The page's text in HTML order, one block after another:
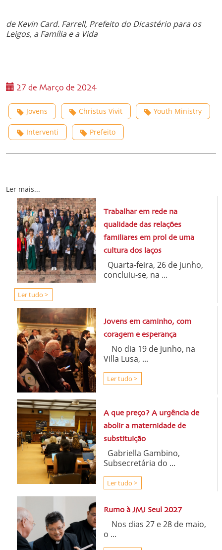
de Kevin Card. Farrell, Prefeito do Dicastério para os
Leigos, a Família e a Vida
27 de Março de 2024
Jovens Christus Vivit Youth Ministry
Interventi Prefeito
Ler mais...
Trabalhar em rede na
qualidade das relações
familiares em prol de uma
cultura dos laços
Quarta-feira, 26 de junho,
concluiu-se, na ...
Ler tudo >
Jovens em caminho, com
coragem e esperança
No dia 19 de junho, na
Villa Lusa, ...
Ler tudo >
A que preço? A urgência de
abolir a maternidade de
substituição
Gabriella Gambino,
Subsecretária do ...
Ler tudo >
Rumo à JMJ Seul 2027
Nos dias 27 e 28 de maio,
o ...